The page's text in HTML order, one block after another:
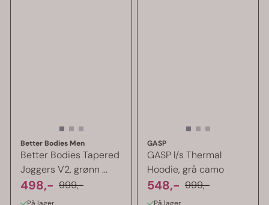
Better Bodies Men
Better Bodies Tapered
Joggers V2, grønn ...
498,- 999,-
GASP
GASP l/s Thermal
Hoodie, grå camo
548,- 999,-